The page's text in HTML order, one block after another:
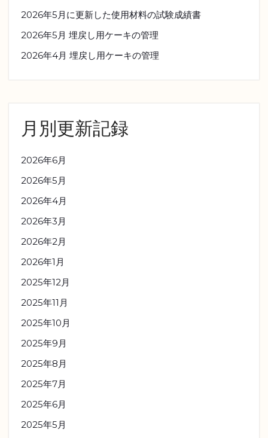
2026年5月に更新した使用材料の試験成績書
2026年5月 埋戻し用ケーキの管理
2026年4月 埋戻し用ケーキの管理
月別更新記録
2026年6月
2026年5月
2026年4月
2026年3月
2026年2月
2026年1月
2025年12月
2025年11月
2025年10月
2025年9月
2025年8月
2025年7月
2025年6月
2025年5月